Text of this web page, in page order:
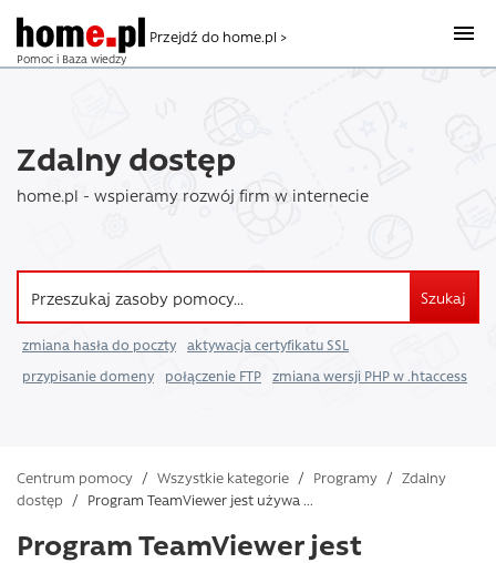
Pomoc i Baza wiedzy
Przejdź do home.pl >
Zdalny dostęp
home.pl - wspieramy rozwój firm w internecie
Szukaj
zmiana hasła do poczty
aktywacja certyfikatu SSL
przypisanie domeny
połączenie FTP zmiana wersji PHP w .htaccess
Centrum pomocy / Wszystkie kategorie / Programy / Zdalny
dostęp / Program TeamViewer jest używa ...
Program TeamViewer jest